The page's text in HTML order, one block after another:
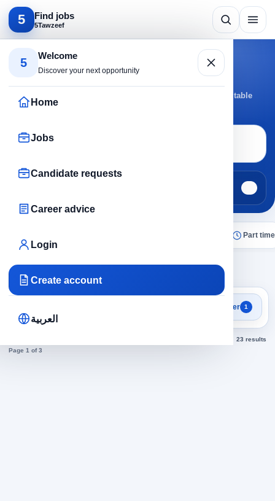
5 Find jobs
5Tawzeef
5
Welcome
Discover your next opportunity
Home
Jobs
Candidate requests
Career advice
Login
Create account
العربية
Search by specialty
Security jobs
Browse Security jobs by active cities and roles to reach suitable
opportunities faster.
Part time
Security× Clear all
Focused search results
Security jobs Filter 1
23 results
Page 1 of 3